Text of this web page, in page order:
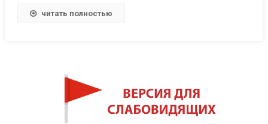
читать полностью